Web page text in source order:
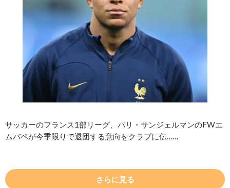
サッカーのフランス1部リーグ、パリ・サンジェルマンのFWエ
ムバペが今季限りで退団する意向をクラブに伝……
さらに見る